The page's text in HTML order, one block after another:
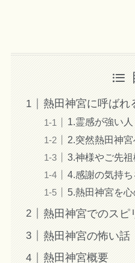
熱田神宮に呼ばれ
1.霊感が強い人
2.突然熱田神
3.神様やご先
4.感謝の気持ち
5.熱田神宮を
熱田神宮でのスピ
熱田神宮の怖い話
熱田神宮概要